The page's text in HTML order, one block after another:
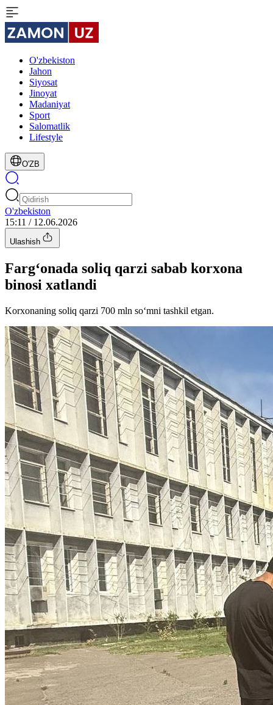
O'zbekiston
Jahon
Siyosat
Jinoyat
Madaniyat
Sport
Salomatlik
Lifestyle
O'ZB
O'zbekiston
15:11 / 12.06.2026
Ulashish
Farg‘onada soliq qarzi sabab korxona
binosi xatlandi
Korxonaning soliq qarzi 700 mln so‘mni tashkil etgan.